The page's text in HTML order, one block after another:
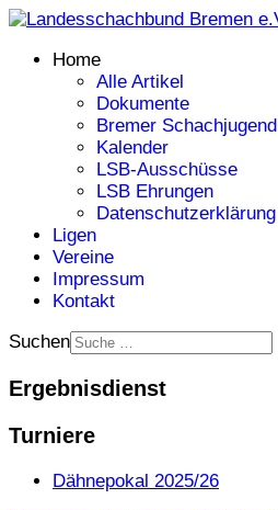
Home
Alle Artikel
Dokumente
Bremer Schachjugend
Kalender
LSB-Ausschüsse
LSB Ehrungen
Datenschutzerklärung
Ligen
Vereine
Impressum
Kontakt
Suchen
Ergebnisdienst
Turniere
Dähnepokal 2025/26